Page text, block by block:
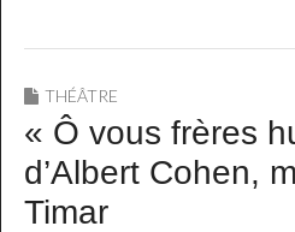
THÉÂTRE
« Ô vous frères
d’Albert Cohen,
Timar